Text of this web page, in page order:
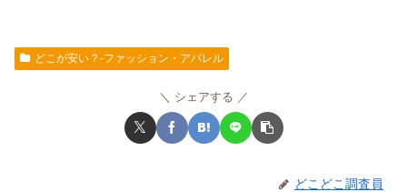
どこが安い？-ファッション・アパレル
シェアする
どこどこ調査員